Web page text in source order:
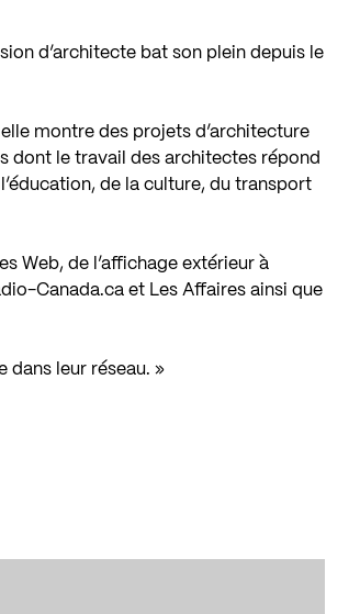
d’architecte bat son plein depuis le
montre des projets d’architecture
dont le travail des architectes répond
de la culture, du transport
Web, de l’affichage extérieur à
Canada.ca et Les Affaires ainsi que
dans leur réseau. »